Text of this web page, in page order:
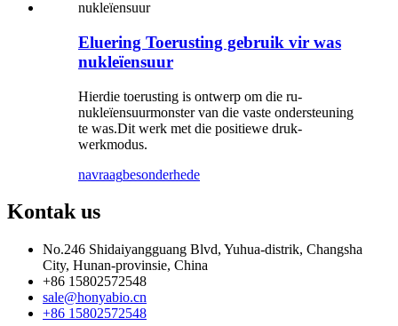
Eluering Toerusting gebruik vir was
nukleïensuur
Hierdie toerusting is ontwerp om die ru-
nukleïensuurmonster van die vaste ondersteuning
te was.Dit werk met die positiewe druk-
werkmodus.
navraagbesonderhede
Kontakus
No.246 Shidaiyangguang Blvd, Yuhua-distrik, Changsha
City, Hunan-provinsie, China
+86 15802572548
sale@honyabio.cn
+86 15802572548